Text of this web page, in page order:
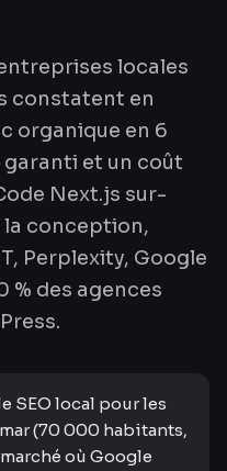
locales
constatent en
organique en 6
garanti et un coût
Next.js sur-
la conception,
Perplexity, Google
% des agences
SEO local pour les
(70 000 habitants,
où Google